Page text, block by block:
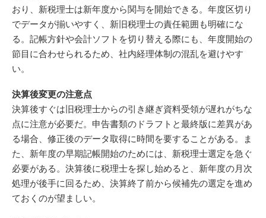
おり、新税理士は新年度から関与を開始できる。年度区切り
でデータが揃いやすく、新旧税理士の責任範囲も明確にな
る。記帳方針や会計ソフトを切り替える際にも、年度開始の
節目に合わせられるため、社内経理体制の混乱を避けやす
い。
決算後変更の注意点
決算後すぐは旧税理士からの引き継ぎ資料受領が遅れがちな
点に注意が必要だ。申告書類のドラフトと最終版に差異があ
る場合、修正後のデータ取得に時間を要することがある。ま
た、新年度の早期記帳開始のためには、新税理士選定を急ぐ
必要がある。決算後に税理士を探し始めると、新年度の月次
処理が後手に回るため、決算終了前から候補先の選定を進め
ておくのが望ましい。